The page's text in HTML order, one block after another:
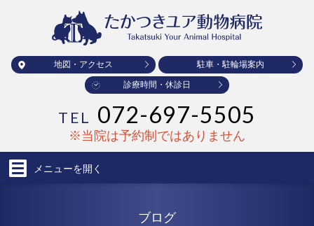
地図・アクセス 駐車・駐輪場案内
診療時間・休診日
TEL 072-697-5505
※当院は予約制ではありません
メニューを開く
ブログ